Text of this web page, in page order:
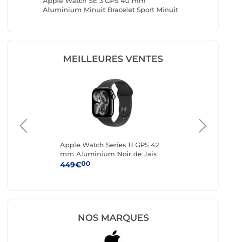
Aluminium Minuit Bracelet Sport Minuit
MEILLEURES VENTES
Apple Watch Series 11 GPS 42
mm Aluminium Noir de Jais
Bracelet Sport Noir S/M
449€00
NOS MARQUES